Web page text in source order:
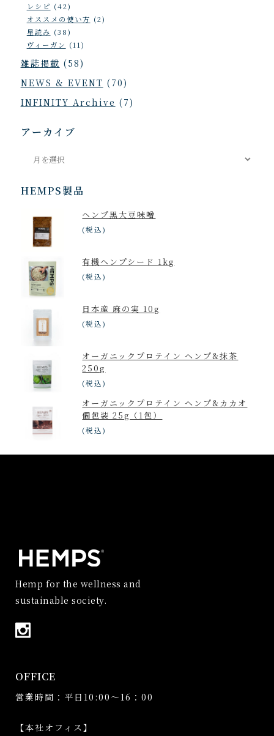
レシピ (42)
オススメの使い方 (2)
星読み (38)
ヴィーガン (11)
雑誌掲載 (58)
NEWS & EVENT (70)
INFINITY Archive (7)
アーカイブ
カ
HEMPS製品
ヘンプ黒大豆味噌
(税込)
有機ヘンプシード 1kg
(税込)
日本産 麻の実 10g
(税込)
オーガニックプロテイン ヘンプ&抹茶
250g
(税込)
オーガニックプロテイン ヘンプ&カカオ
個包装 25g（1包）
(税込)
Hemp for the wellness and
sustainable society.
OFFICE
営業時間：平日10:00～16：00
【本社オフィス】